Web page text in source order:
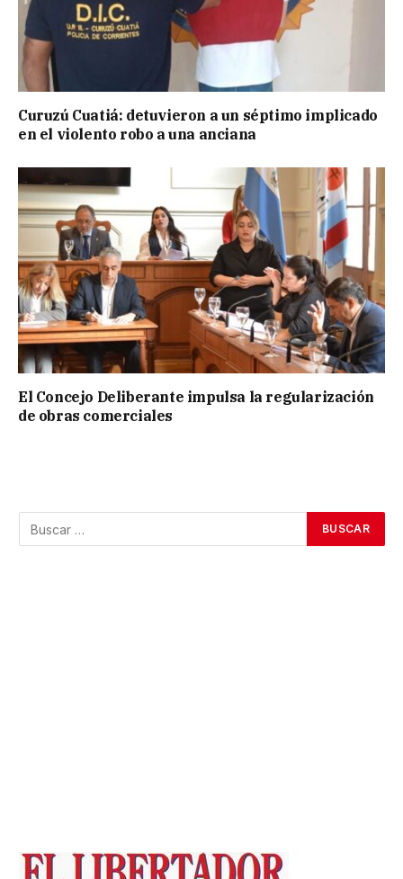
Curuzú Cuatiá: detuvieron a un séptimo implicado
en el violento robo a una anciana
El Concejo Deliberante impulsa la regularización
de obras comerciales